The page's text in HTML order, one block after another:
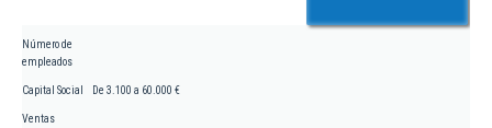
Número de
empleados
Capital Social De 3.100 a 60.000 €
Ventas